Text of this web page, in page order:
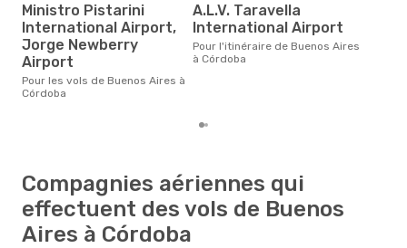
Ministro Pistarini
International Airport,
Jorge Newberry
Airport
Pour les vols de Buenos Aires à
Córdoba
A.L.V. Taravella
International Airport
Pour l'itinéraire de Buenos Aires
à Córdoba
Compagnies aériennes qui
effectuent des vols de Buenos
Aires à Córdoba